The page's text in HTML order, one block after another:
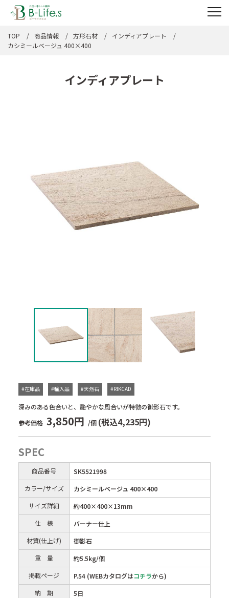
TOP 商品情報 方形石材
インディアプレート
カシミールベージュ 400×400
インディアプレート
深みのある色合いと、艷やかな風合いが特徴の御影石です。
#在庫品 #輸入品 #天然石 #RIKCAD
参考価格 3,850円 /個 (税込4,235円)
SPEC
商品番号
SK5521998
カラー/サイズ
カシミールベージュ 400×400
サイズ詳細
約400×400×13mm
仕 様
バーナー仕上
材質(仕上げ)
御影石
重 量
約5.5kg/個
掲載ページ
P.54 (WEBカタログはコチラから)
納 期
5日